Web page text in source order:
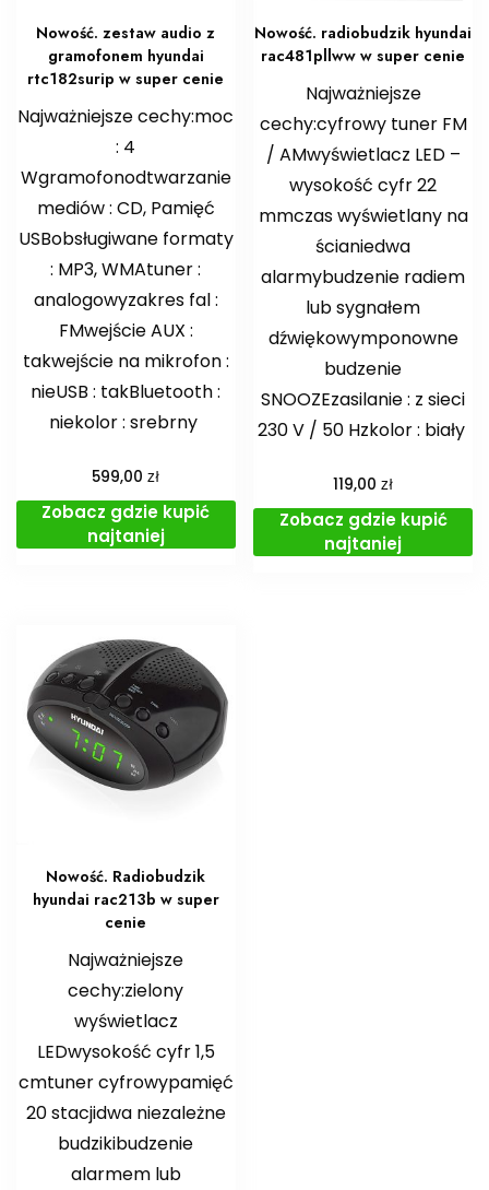
Nowość. zestaw audio z
gramofonem hyundai
rtc182surip w super cenie
Najważniejsze cechy:moc
: 4
Wgramofonodtwarzanie
mediów : CD, Pamięć
USBobsługiwane formaty
: MP3, WMAtuner :
analogowyzakres fal :
FMwejście AUX :
takwejście na mikrofon :
nieUSB : takBluetooth :
niekolor : srebrny
599,00zł
Zobacz gdzie kupić
najtaniej
Nowość. radiobudzik hyundai
rac481pllww w super cenie
Najważniejsze
cechy:cyfrowy tuner FM
/ AMwyświetlacz LED –
wysokość cyfr 22
mmczas wyświetlany na
ścianiedwa
alarmybudzenie radiem
lub sygnałem
dźwiękowymponowne
budzenie
SNOOZEzasilanie : z sieci
230 V / 50 Hzkolor : biały
119,00zł
Zobacz gdzie kupić
najtaniej
Nowość. Radiobudzik
hyundai rac213b w super
cenie
Najważniejsze
cechy:zielony
wyświetlacz
LEDwysokość cyfr 1,5
cmtuner cyfrowypamięć
20 stacjidwa niezależne
budzikibudzenie
alarmem lub